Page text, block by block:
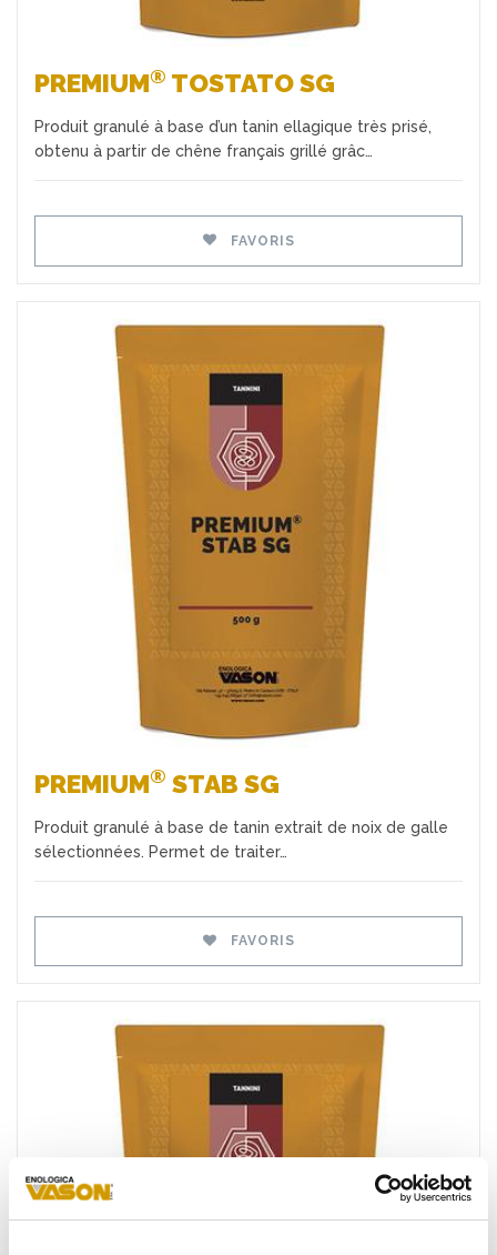
PREMIUM® TOSTATO SG
Produit granulé à base d’un tanin ellagique très prisé,
obtenu à partir de chêne français grillé grâc…
FAVORIS
Favoris
PREMIUM® STAB SG
Produit granulé à base de tanin extrait de noix de galle
sélectionnées. Permet de traiter…
FAVORIS
Favoris